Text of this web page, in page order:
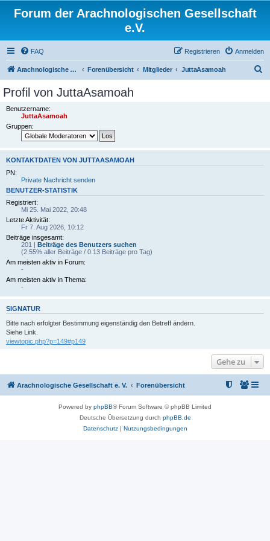
Forum der Arachnologischen Gesellschaft
e.V.
FAQ Anmelden
Registrieren
Arachnologische Gesellschaft e. V. Forenübersicht Mitglieder JuttaAsamoah
Profil von JuttaAsamoah
Benutzername:
JuttaAsamoah
Gruppen:
KONTAKTDATEN VON JUTTAASAMOAH
PN:
Private Nachricht senden
BENUTZER-STATISTIK
Registriert:
Mi 25. Mai 2022, 20:48
Letzte Aktivität:
Fr 7. Aug 2026, 10:12
Beiträge insgesamt:
201 | Beiträge des Benutzers suchen
(2.55% aller Beiträge / 0.13 Beiträge pro Tag)
Am meisten aktiv in Forum:
-
Am meisten aktiv in Thema:
-
SIGNATUR
Bitte nach erfolgter Bestimmung eigenständig den Betreff ändern.
Siehe Link.
viewtopic.php?p=149#p149
Gehe zu
Arachnologische Gesellschaft e. V. Forenübersicht
Powered by phpBB® Forum Software © phpBB Limited
Deutsche Übersetzung durch phpBB.de
Datenschutz| Nutzungsbedingungen